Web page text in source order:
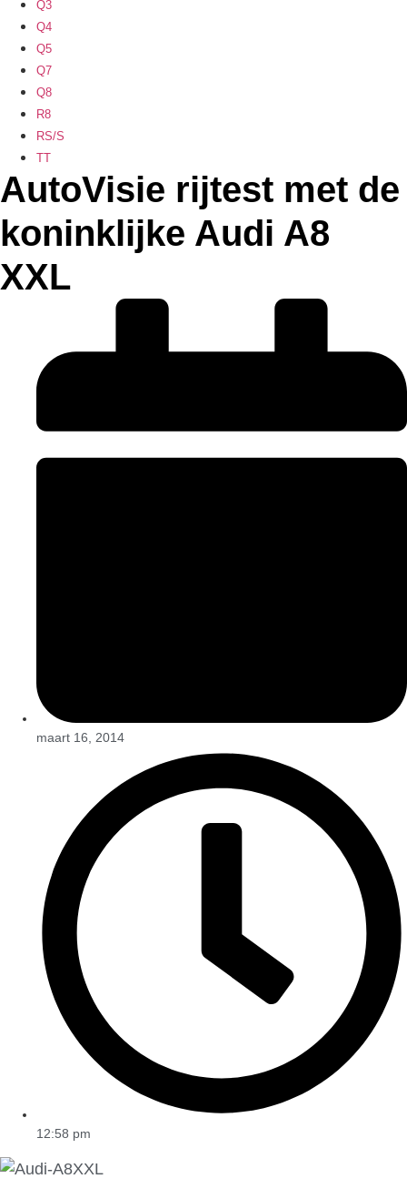
Q3
Q4
Q5
Q7
Q8
R8
RS/S
TT
AutoVisie rijtest met de
koninklijke Audi A8
XXL
maart 16, 2014
12:58 pm